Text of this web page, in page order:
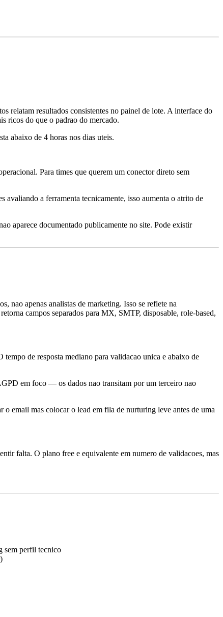
relatam resultados consistentes no painel de lote. A interface do
ricos do que o padrao do mercado.
abaixo de 4 horas nos dias uteis.
Para times que querem um conector direto sem
a ferramenta tecnicamente, isso aumenta o atrito de
aparece documentado publicamente no site. Pode existir
nao apenas analistas de marketing. Isso se reflete na
campos separados para MX, SMTP, disposable, role-based,
de resposta mediano para validacao unica e abaixo de
em foco — os dados nao transitam por um terceiro nao
email mas colocar o lead em fila de nurturing leve antes de uma
falta. O plano free e equivalente em numero de validacoes, mas
sem perfil tecnico